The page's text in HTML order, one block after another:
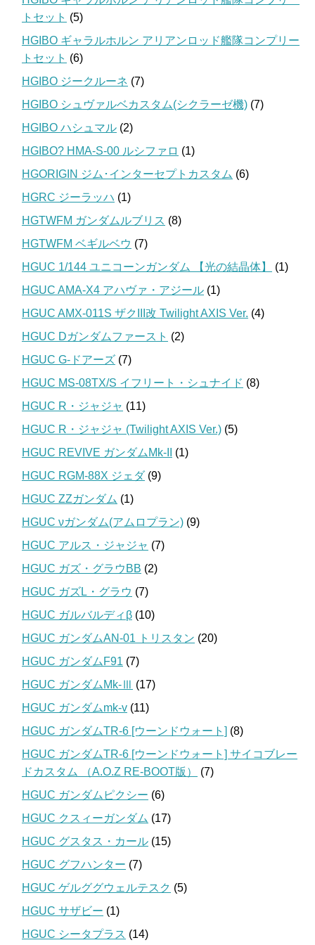
トセット (5)
HGIBO ギャラルホルン アリアンロッド艦隊コンプリー
トセット (6)
HGIBO ジークルーネ (7)
HGIBO シュヴァルベカスタム(シクラーゼ機) (7)
HGIBO ハシュマル (2)
HGIBO? HMA-S-00 ルシファロ (1)
HGORIGIN ジム･インターセプトカスタム (6)
HGRC ジーラッハ (1)
HGTWFM ガンダムルブリス (8)
HGTWFM ベギルベウ (7)
HGUC 1/144 ユニコーンガンダム 【光の結晶体】
(1)
HGUC AMA-X4 アハヴァ・アジール (1)
HGUC AMX-011S ザクIII改 Twilight AXIS Ver. (4)
HGUC Dガンダムファースト (2)
HGUC G-ドアーズ (7)
HGUC MS-08TX/S イフリート・シュナイド (8)
HGUC R・ジャジャ (11)
HGUC R・ジャジャ (Twilight AXIS Ver.) (5)
HGUC REVIVE ガンダムMk-II
(1)
HGUC RGM-88X ジェダ(9)
HGUC ZZガンダム (1)
HGUC νガンダム(アムロプラン) (9)
HGUC アルス・ジャジャ (7)
HGUC ガズ・グラウBB (2)
HGUC ガズL・グラウ (7)
HGUC ガルバルディβ (10)
HGUC ガンダムAN-01 トリスタン (20)
HGUC ガンダムF91 (7)
HGUC ガンダムMk-Ⅲ (17)
HGUC ガンダムmk-v (11)
HGUC ガンダムTR-6 [ウーンドウォート] (8)
HGUC ガンダムTR-6 [ウーンドウォート] サイコブレー
ドカスタム （A.O.Z RE-BOOT版）
(7)
HGUC ガンダムピクシー (6)
HGUC クスィーガンダム (17)
HGUC グスタス・カール (15)
HGUC グフハンター (7)
HGUC ゲルググウェルテスク (5)
HGUC サザビー (1)
HGUC シータプラス (14)